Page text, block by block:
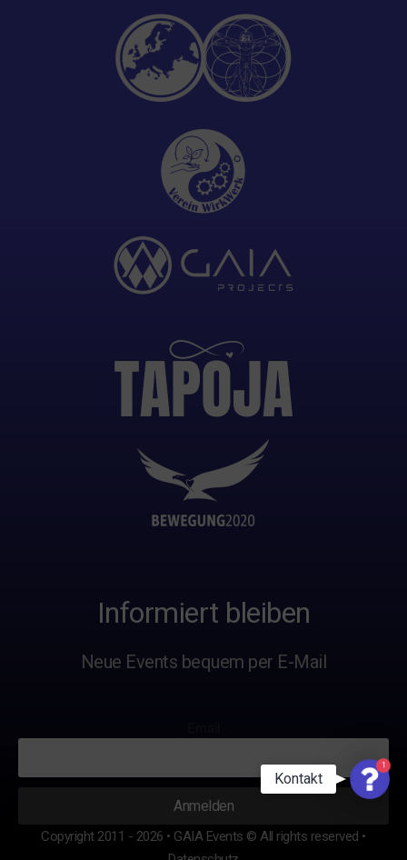
Informiert bleiben
Neue Events bequem per E-Mail
Copyright 2011 - 2026 • GAIA Events © All rights reserved •
Us
1
Kontakt